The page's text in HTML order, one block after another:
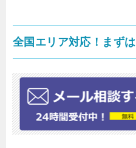
全国エリア対応！まず